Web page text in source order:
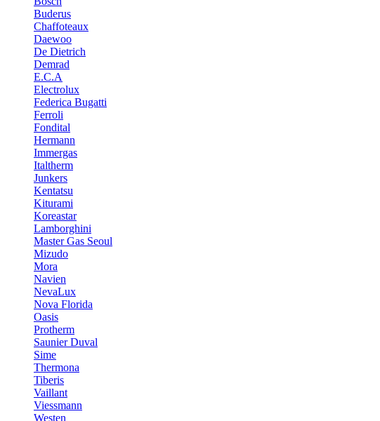
Buderus
Chaffoteaux
Daewoo
De Dietrich
Demrad
E.C.A
Electrolux
Federica Bugatti
Ferroli
Fondital
Hermann
Immergas
Italtherm
Junkers
Kentatsu
Kiturami
Koreastar
Lamborghini
Master Gas Seoul
Mizudo
Mora
Navien
NevaLux
Nova Florida
Oasis
Protherm
Saunier Duval
Sime
Thermona
Tiberis
Vaillant
Viessmann
Westen